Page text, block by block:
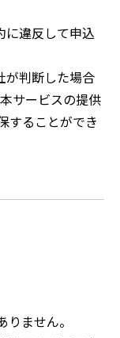
に違反して申込
が判断した場合
サービスの提供
することができ
ません。